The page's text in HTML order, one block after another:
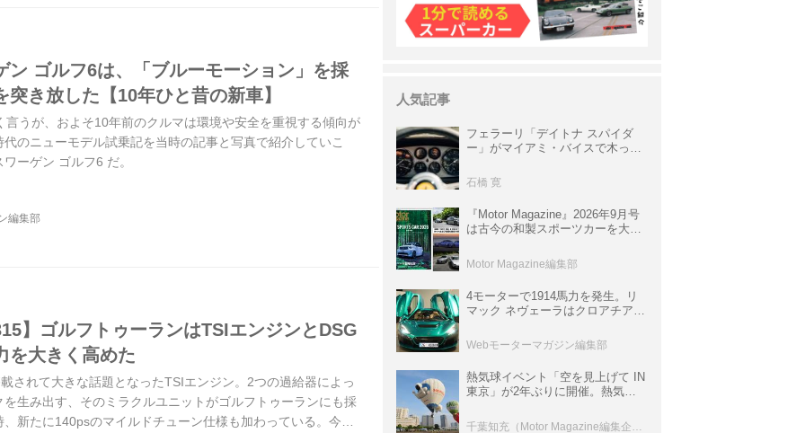
ン ゴルフ6は、「ブルーモーション」を採
突き放した【10年ひと昔の新車】
言うが、およそ10年前のクルマは環境や安全を重視する傾向が
のニューモデル試乗記を当時の記事と写真で紹介していこ
ーゲン ゴルフ6 だ。
編集部
】ゴルフトゥーランはTSIエンジンとDSG
を大きく高めた
されて大きな話題となったTSIエンジン。2つの過給器によっ
生み出す、そのミラクルユニットがゴルフトゥーランにも採
新たに140psのマイルドチューン仕様も加わっている。今回
人気記事
フェラーリ「デイトナ スパイダ
ー」がマイアミ・バイスで木っ端
サ」に化けた理由
石橋 寛
『Motor Magazine』2026年9月号
は古今の和製スポーツカーを大特
情報も満載
Motor Magazine編集部
4モーターで1914馬力を発生。リ
マック ネヴェーラはクロアチア発
ロニクル・完全版／115】
Webモーターマガジン編集部
熱気球イベント「空を見上げて IN
東京」が2年ぶりに開催。熱気球
室などのコンテンツも